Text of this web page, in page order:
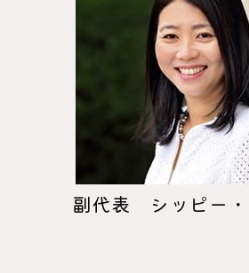
副代表 シッピー